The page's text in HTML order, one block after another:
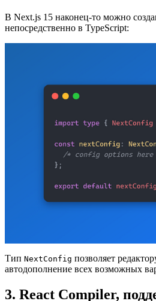
В Next.js 15 наконец-то можно
непосредственно в TypeScript:
Тип NextConfig позволяет
автодополнение всех возможных
3. React Compiler,